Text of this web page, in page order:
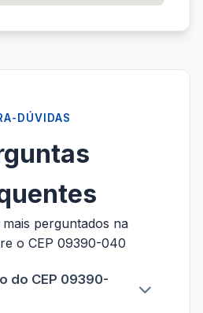
DÚVIDAS
perguntados na
o CEP 09390-040
do CEP 09390-